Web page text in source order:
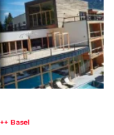
Basel